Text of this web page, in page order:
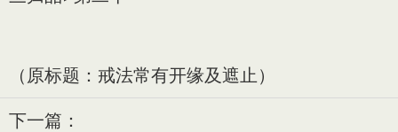
（原标题：戒法常有开缘及遮止）
下一篇：